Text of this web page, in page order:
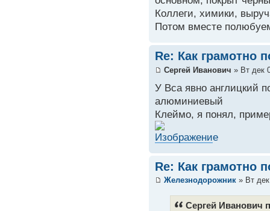
Коллеги, химики,
Потом вместе
Re: Как грамотно
Сергей Иванович » Вт дек
У Вса явно англицкий
алюминиевый
Клеймо, я понял,
Re: Как грамотно
Железнодорожник » Вт
Сергей Иванович